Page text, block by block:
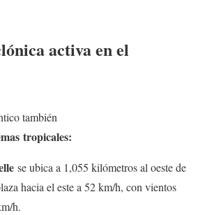
activa en el
también
tropicales:
se ubica a 1,055 kilómetros al oeste de
hacia el este a 52 km/h, con vientos
h.